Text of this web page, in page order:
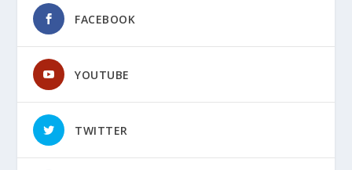
FACEBOOK
YOUTUBE
TWITTER